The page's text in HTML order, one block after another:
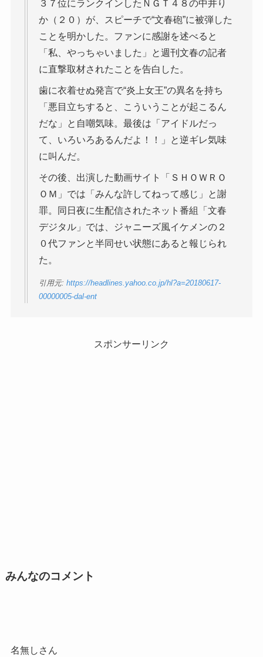
３７位にランクインしたＮＧＴ４８の中井り
か（２０）が、スピーチで“文春砲”に被弾した
ことを明かした。ファンに感謝を述べると
「私、やっちゃいました」と週刊文春の記者
に直撃取材されたことを告白した。
歯に衣着せぬ発言で“炎上女王”の異名を持ち
「悪目立ちすると、こういうことが起こるん
だな」と自嘲気味。最後は「アイドルだっ
て、いろいろあるんだよ！！」と逆ギレ気味
に叫んだ。
その後、出演した動画サイト「ＳＨＯＷＲＯ
ＯＭ」では「みんな許してねって感じ」と謝
罪。同日夜に生配信されたネット番組「文春
デジタル」では、ジャニーズ風イケメンの２
０代ファンと半同せい状態にあると報じられ
た。
引用元: https://headlines.yahoo.co.jp/hl?a=20180617-
00000005-dal-ent
スポンサーリンク
みんなのコメント
名無しさん